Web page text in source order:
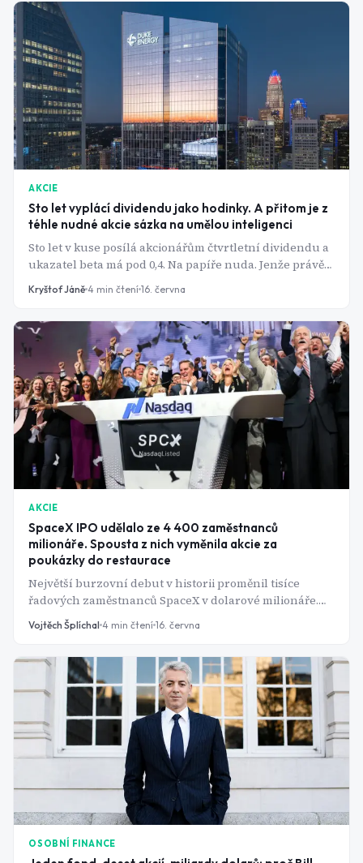
drží pohromadě.
AKCIE
Sto let vyplácí dividendu jako hodinky. A přitom je z
téhle nudné akcie sázka na umělou inteligenci
Sto let v kuse posílá akcionářům čtvrtletní dividendu a
ukazatel beta má pod 0,4. Na papíře nuda. Jenže právě
tahle regulovaná utilita se mezitím proměnila v jednu
z nejpřímějších sázek na boom kolem AI. Jak to jde
Kryštof Jáně 4 min čtení 16. června
AKCIE
SpaceX IPO udělalo ze 4 400 zaměstnanců
milionáře. Spousta z nich vyměnila akcie za
poukázky do restaurace
Největší burzovní debut v historii proměnil tisíce
řadových zaměstnanců SpaceX v dolarové milionáře.
Někteří ale akcie vyměnili za poukázky do restaurace.
Jak konkrétně IPO společnosti SpaceX ovlivnilo životy
Vojtěch Šplíchal 4 min čtení 16. června
OSOBNÍ FINANCE